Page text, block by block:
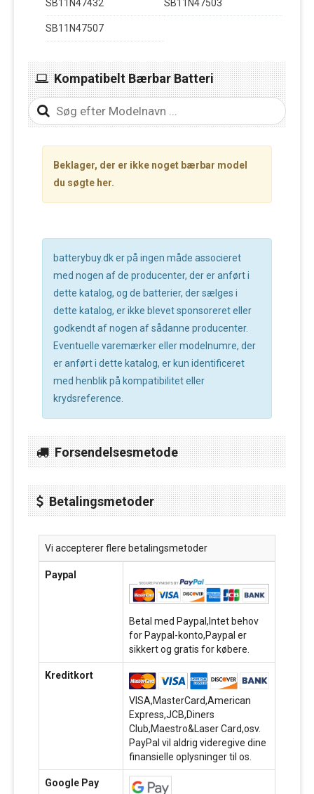
SB11N47432 SB11N47503
SB11N47507
Kompatibelt Bærbar Batteri
Beklager, der er ikke noget bærbar model
du søgte her.
batterybuy.dk er på ingen måde associeret
med nogen af de producenter, der er anført i
dette katalog, og de batterier, der sælges i
dette katalog, er ikke blevet sponsoreret eller
godkendt af nogen af sådanne producenter.
Eventuelle varemærker eller modelnumre, der
er anført i dette katalog, er kun identificeret
med henblik på kompatibilitet eller
krydsreference.
Forsendelsesmetode
Betalingsmetoder
Vi accepterer flere betalingsmetoder
Paypal
Betal med Paypal,Intet behov
for Paypal-konto,Paypal er
sikkert og gratis for købere.
Kreditkort
VISA,MasterCard,American
Express,JCB,Diners
Club,Maestro&Laser Card,osv.
PayPal vil aldrig videregive dine
finansielle oplysninger til os.
Google Pay